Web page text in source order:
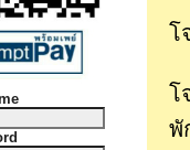
โ
โ
พั